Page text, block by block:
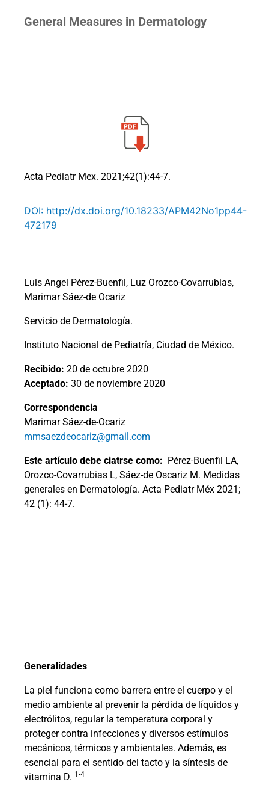
General Measures in Dermatology
Acta Pediatr Mex. 2021;42(1):44-7.
DOI: http://dx.doi.org/10.18233/APM42No1pp44-
472179
Luis Angel Pérez-Buenfil, Luz Orozco-Covarrubias,
Marimar Sáez-de Ocariz
Servicio de Dermatología.
Instituto Nacional de Pediatría, Ciudad de México.
Recibido: 20 de octubre 2020
Aceptado: 30 de noviembre 2020
Correspondencia
Marimar Sáez-de-Ocariz
mmsaezdeocariz@gmail.com
Este artículo debe ciatrse como: Pérez-Buenfil LA,
Orozco-Covarrubias L, Sáez-de Oscariz M. Medidas
generales en Dermatología. Acta Pediatr Méx 2021;
42 (1): 44-7.
Generalidades
La piel funciona como barrera entre el cuerpo y el
medio ambiente al prevenir la pérdida de líquidos y
electrólitos, regular la temperatura corporal y
proteger contra infecciones y diversos estímulos
mecánicos, térmicos y ambientales. Además, es
esencial para el sentido del tacto y la síntesis de
vitamina D. 1-4